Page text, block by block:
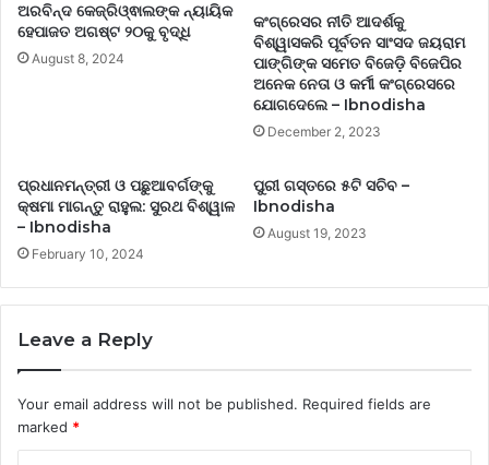
ଅରବିନ୍ଦ କେଜ୍ରିଓ୍ଵାଲଙ୍କ ନ୍ୟାୟିକ
ହେପାଜତ ଅଗଷ୍ଟ ୨୦କୁ ବୃଦ୍ଧି
August 8, 2024
କଂଗ୍ରେସର ନୀତି ଆଦର୍ଶକୁ
ବିଶ୍ୱାସକରି ପୂର୍ବତନ ସାଂସଦ ଜୟରାମ
ପାଙ୍ଗିଙ୍କ ସମେତ ବିଜେଡ଼ି ବିଜେପିର
ଅନେକ ନେତା ଓ କର୍ମୀ କଂଗ୍ରେସରେ
ଯୋଗଦେଲେ – Ibnodisha
December 2, 2023
ପ୍ରଧାନମନ୍ତ୍ରୀ ଓ ପଛୁଆବର୍ଗଙ୍କୁ
କ୍ଷମା ମାଗନ୍ତୁ ରାହୁଲ: ସୁରଥ ବିଶ୍ୱାଳ
– Ibnodisha
February 10, 2024
ପୁରୀ ଗସ୍ତରେ ୫ଟି ସଚିବ –
Ibnodisha
August 19, 2023
Leave a Reply
Your email address will not be published. Required fields are
marked *